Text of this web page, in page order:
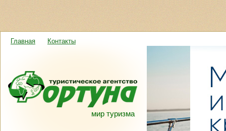
мир туризма
Главная Контакты